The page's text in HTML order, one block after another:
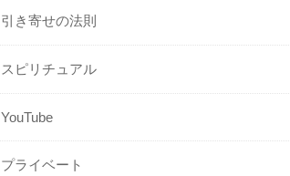
引き寄せの法則
スピリチュアル
YouTube
プライベート